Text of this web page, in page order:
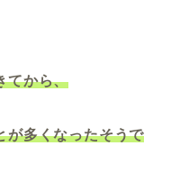
てから、
が多くなったそうで